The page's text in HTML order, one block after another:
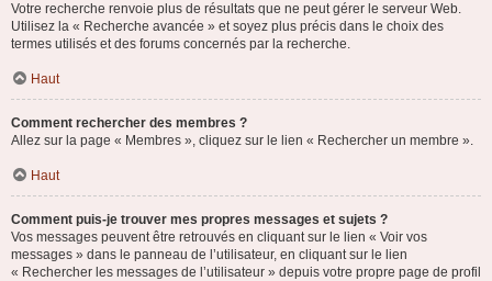
Votre recherche renvoie plus de résultats que ne peut gérer le serveur Web.
Utilisez la « Recherche avancée » et soyez plus précis dans le choix des
termes utilisés et des forums concernés par la recherche.
Haut
Comment rechercher des membres ?
Allez sur la page « Membres », cliquez sur le lien « Rechercher un membre ».
Haut
Comment puis-je trouver mes propres messages et sujets ?
Vos messages peuvent être retrouvés en cliquant sur le lien « Voir vos
messages » dans le panneau de l’utilisateur, en cliquant sur le lien
« Rechercher les messages de l’utilisateur » depuis votre propre page de profil